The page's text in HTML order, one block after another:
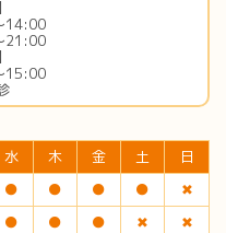
14:00
21:00
15:00
水 木 金 土
日
● ● ● ●
✖︎
● ● ● ✖︎
✖︎